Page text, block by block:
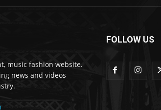
music fashion website.
news and videos
FOLLOW US